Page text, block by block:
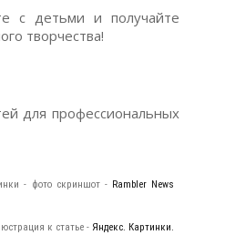
с детьми и получайте
творчества!
для профессиональных
- фото скриншот - Rambler News
к статье - Яндекс. Картинки.